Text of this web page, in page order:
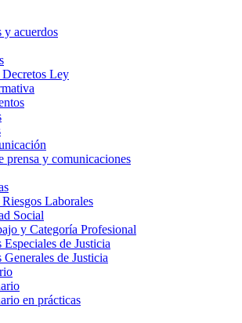
y acuerdos
Ley
prensa y comunicaciones
Laborales
Social
y Categoría Profesional
Especiales de Justicia
Generales de Justicia
en prácticas